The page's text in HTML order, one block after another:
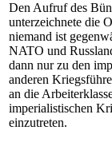
Den Aufruf des
unterzeichnete die
niemand ist
NATO und
dann nur zu den
anderen
an die
imperialistischen
einzutreten.